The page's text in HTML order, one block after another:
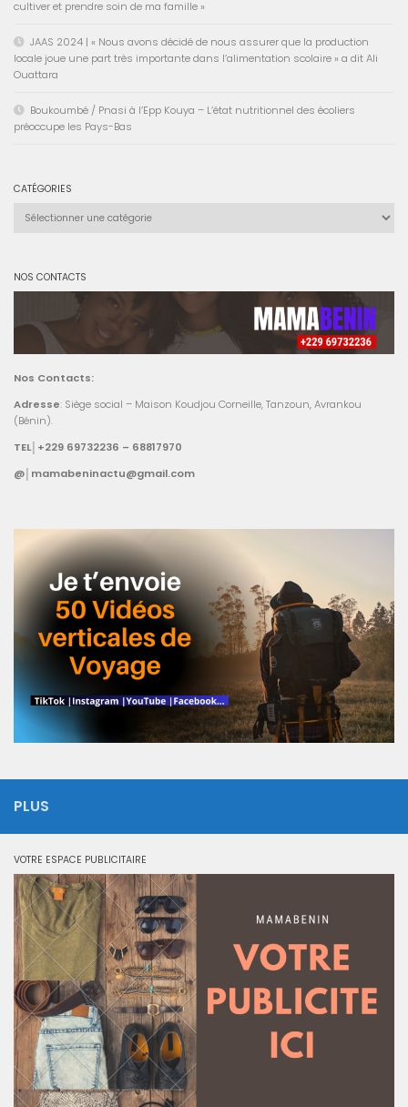
cultiver et prendre soin de ma famille »
JAAS 2024 | « Nous avons décidé de nous assurer que la production
locale joue une part très importante dans l’alimentation scolaire » a dit Ali
Ouattara
Boukoumbé / Pnasi à l’Epp Kouya – L’état nutritionnel des écoliers
préoccupe les Pays-Bas
CATÉGORIES
NOS CONTACTS
Nos Contacts:
Adresse: Siège social – Maison Koudjou Corneille, Tanzoun, Avrankou
(Bénin).
TEL│+229 69732236 – 68817970
@│mamabeninactu@gmail.com
PLUS
VOTRE ESPACE PUBLICITAIRE